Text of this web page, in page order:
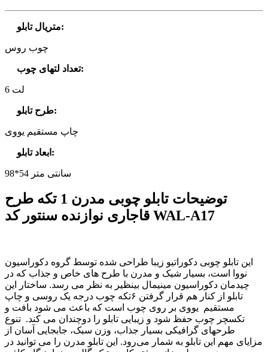
متریال تابلو:
چوب روس
تعداد لتهای چوب:
6 لت
طرح تابلو:
چاپ مستقیم یووی
ابعاد تابلو :
98*54 سانتی متر
توضیحات تابلو چوبی مدرن 1 تکه طرح
قاجاری نوازنده سنتور کد WAL-A17
این تابلو چوبی دکوراتیو زیبا طراحی شده توسط گروه دکوراسیون
نووا است، بسیار شیک و مدرن با طرح های خاص و جذاب که در
چیدمان دکوراسیون مینیمال بینظیر به نظر می رسد. ساختار این
تابلو از کنار هم قرار گرفتن ۶تکه چوب درجه یک روسی و چاپ
مستقیم یووی بر روی چوب است که باعث می شود بافت و
تکسچر چوب حفظ شود و زیبایی تابلو را دوچندان می کند. تنوع
طرحهای گرافیکی بسیار جذاب، وزن سبک، جابجایی آسان از
مزایای مهم این تابلو به شمار می‌رود. این تابلو مدرن را می توانید در